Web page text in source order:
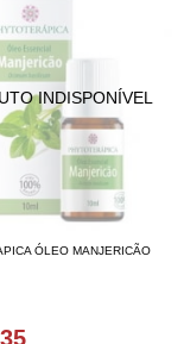
ÓLEO MANJERICÃO